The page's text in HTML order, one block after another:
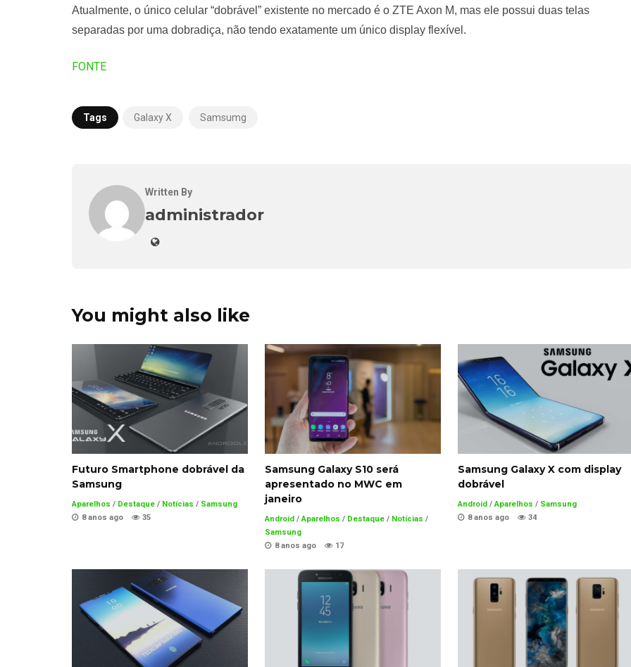
Atualmente, o único celular “dobrável” existente no mercado é o ZTE Axon M, mas ele possui duas telas
separadas por uma dobradiça, não tendo exatamente um único display flexível.
FONTE
Tags Galaxy X Samsumg
Written By
administrador
You might also like
Futuro Smartphone dobrável da
Samsung
Aparelhos / Destaque / Notícias / Samsung
8 anos ago
35
Samsung Galaxy S10 será
apresentado no MWC em
janeiro
Android /Aparelhos / Destaque/ Notícias /
Samsung
8 anos ago
17
Samsung Galaxy X com display
dobrável
Android /Aparelhos / Samsung
8 anos ago
34